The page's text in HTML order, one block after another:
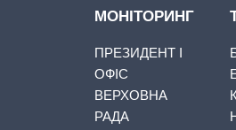
МОНІТОРИНГ
ПРЕЗИДЕНТ І
ОФІС
ВЕРХОВНА
РАДА